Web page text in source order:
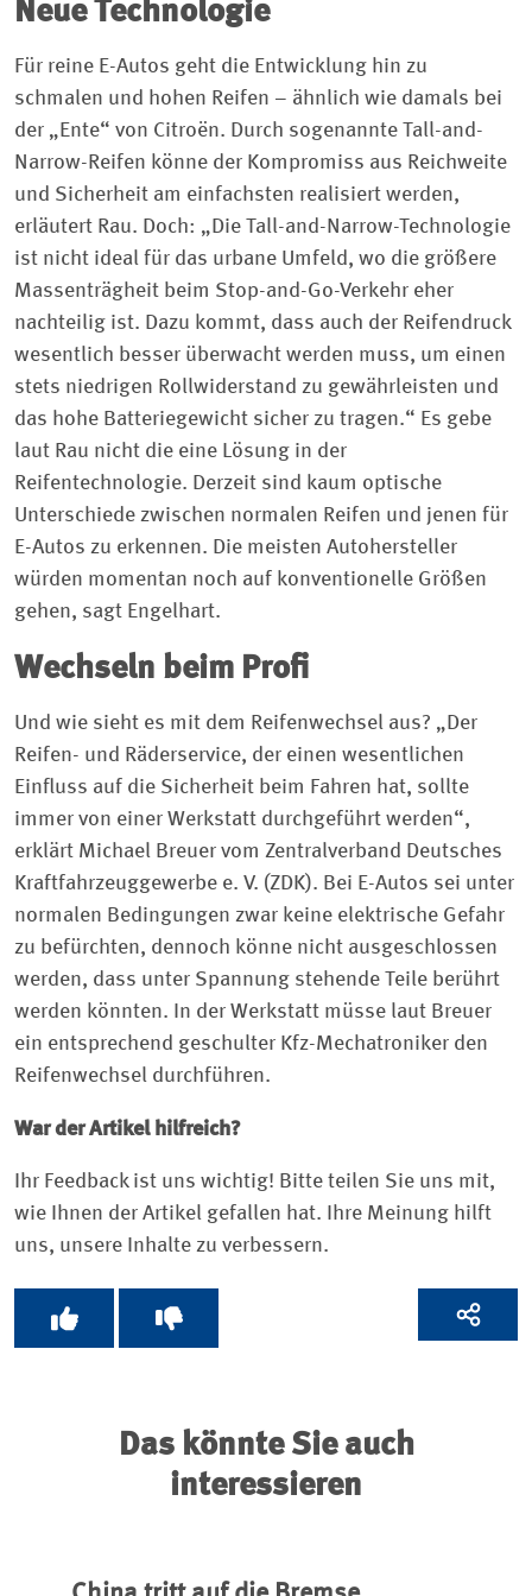
Neue Technologie
Für reine E-Autos geht die Entwicklung hin zu
schmalen und hohen Reifen – ähnlich wie damals bei
der „Ente“ von Citroën. Durch sogenannte Tall-and-
Narrow-Reifen könne der Kompromiss aus Reichweite
und Sicherheit am einfachsten realisiert werden,
erläutert Rau. Doch: „Die Tall-and-Narrow-Technologie
ist nicht ideal für das urbane Umfeld, wo die größere
Massenträgheit beim Stop-and-Go-Verkehr eher
nachteilig ist. Dazu kommt, dass auch der Reifendruck
wesentlich besser überwacht werden muss, um einen
stets niedrigen Rollwiderstand zu gewährleisten und
das hohe Batteriegewicht sicher zu tragen.“ Es gebe
laut Rau nicht die eine Lösung in der
Reifentechnologie. Derzeit sind kaum optische
Unterschiede zwischen normalen Reifen und jenen für
E-Autos zu erkennen. Die meisten Autohersteller
würden momentan noch auf konventionelle Größen
gehen, sagt Engelhart.
Wechseln beim Profi
Und wie sieht es mit dem Reifenwechsel aus? „Der
Reifen- und Räderservice, der einen wesentlichen
Einfluss auf die Sicherheit beim Fahren hat, sollte
immer von einer Werkstatt durchgeführt werden“,
erklärt Michael Breuer vom Zentralverband Deutsches
Kraftfahrzeuggewerbe e. V. (ZDK). Bei E-Autos sei unter
normalen Bedingungen zwar keine elektrische Gefahr
zu befürchten, dennoch könne nicht ausgeschlossen
werden, dass unter Spannung stehende Teile berührt
werden könnten. In der Werkstatt müsse laut Breuer
ein entsprechend geschulter Kfz-Mechatroniker den
Reifenwechsel durchführen.
War der Artikel hilfreich?
Ihr Feedback ist uns wichtig! Bitte teilen Sie uns mit,
wie Ihnen der Artikel gefallen hat. Ihre Meinung hilft
uns, unsere Inhalte zu verbessern.
Das könnte Sie auch
interessieren